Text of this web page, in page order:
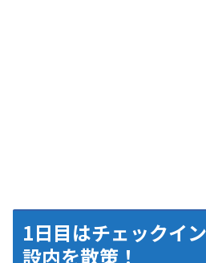
1日目はチェックイ
設内を散策！